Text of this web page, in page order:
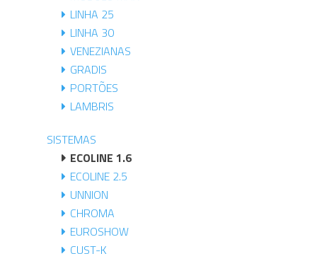
LINHA 25
LINHA 30
VENEZIANAS
GRADIS
PORTÕES
LAMBRIS
SISTEMAS
ECOLINE 1.6
ECOLINE 2.5
UNNION
CHROMA
EUROSHOW
CUST-K